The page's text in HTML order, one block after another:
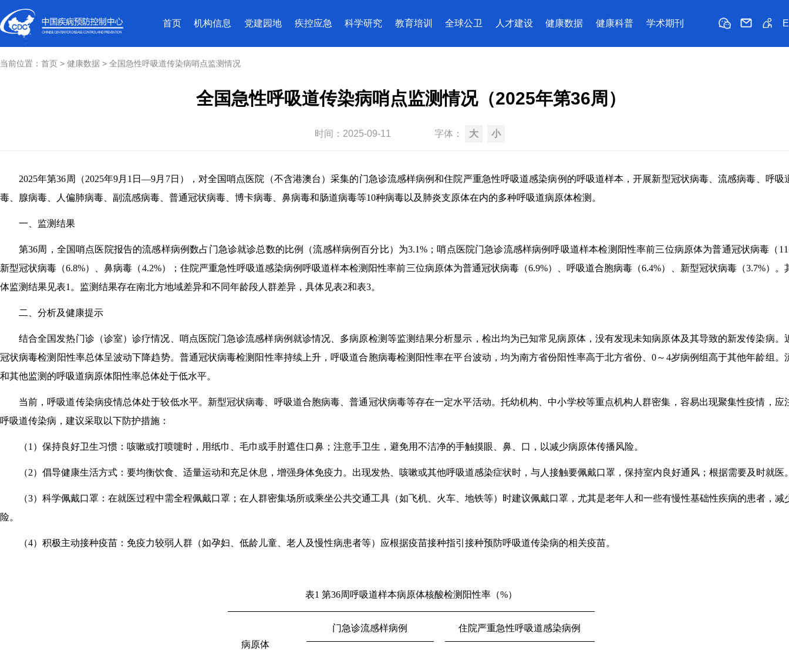
首页 机构信息 党建园地 疾控应急 科学研究 教育培训 全球公卫 人才建设 健康数据 健康科普 学术期刊
当前位置： 首页 > 健康数据 > 全国急性呼吸道传染病哨点监测情况
全国急性呼吸道传染病哨点监测情况（2025年第36周）
时间： 2025-09-11 字体： 大 小
2025年第36周（2025年9月 1 日—9月 7日），对全国哨点医院（不含港澳台）采集的门急诊流感样病例和住院严重急性呼吸道感染病例的呼吸道样本，开展新型冠状病毒、流感病毒、呼吸
毒、腺病毒、人偏肺病毒、副流感病毒、普通冠状病毒、博卡病毒、鼻病毒和肠道病毒等10种病毒以及肺炎支原体在内的多种呼吸道病原体检测。
一、监测结果
第36周，全国哨点医院报告的流感样病例数占门急诊就诊总数的比例（流感样病例百分比）为3.1% ；哨点医院门急诊流感样病例呼吸道样本检测阳性率前三位病原体为普通冠状病毒（
新型冠状病毒（6.8%）、鼻病毒（4.2%）；住院严重急性呼吸道感染病例呼吸道样本检测阳性率前三位病原体为普通冠状病毒（6.9%）、呼吸道合胞病毒（6.4%）、新型冠状病毒（3.7%）。
体监测结果见表1 。监测结果存在南北方地域差异和不同年龄段人群差异，具体见表2和表3。
二、分析及健康提示
结合全国发热门诊（诊室）诊疗情况、哨点医院门急诊流感样病例就诊情况、多病原检测等监测结果分析显示，检出均为已知常见病原体，没有发现未知病原体及其导致的新发传染病。
冠状病毒检测阳性率总体呈波动下降趋势。普通冠状病毒检测阳性率持续上升，呼吸道合胞病毒检测阳性率在平台波动，均为南方省份阳性率高于北方省份、0～ 4岁病例组高于其他年龄组。
和其他监测的呼吸道病原体阳性率总体处于低水平。
当前，呼吸道传染病疫情总体处于较低水平。新型冠状病毒、呼吸道合胞病毒、普通冠状病毒等存在一定水平活动。托幼机构、中小学校等重点机构人群密集，容易出现聚集性疫情，应
呼吸道传染病，建议采取以下防护措施：
（1 ）保持良好卫生习惯：咳嗽或打喷嚏时，用纸巾、毛巾或手肘遮住口鼻；注意手卫生，避免用不洁净的手触摸眼、鼻、口，以减少病原体传播风险。
（2）倡导健康生活方式：要均衡饮食、适量运动和充足休息，增强身体免疫力。出现发热、咳嗽或其他呼吸道感染症状时，与人接触要佩戴口罩，保持室内良好通风；根据需要及时就医
（3）科学佩戴口罩：在就医过程中需全程佩戴口罩；在人群密集场所或乘坐公共交通工具（如飞机、火车、地铁等）时建议佩戴口罩，尤其是老年人和一些有慢性基础性疾病的患者，减
险。
（4）积极主动接种疫苗：免疫力较弱人群（如孕妇、低龄儿童、老人及慢性病患者等）应根据疫苗接种指引接种预防呼吸道传染病的相关疫苗。
表1 第36周呼吸道样本病原体核酸检测阳性率（%）
病原体
门急诊流感样病例 住院严重急性呼吸道感染病例